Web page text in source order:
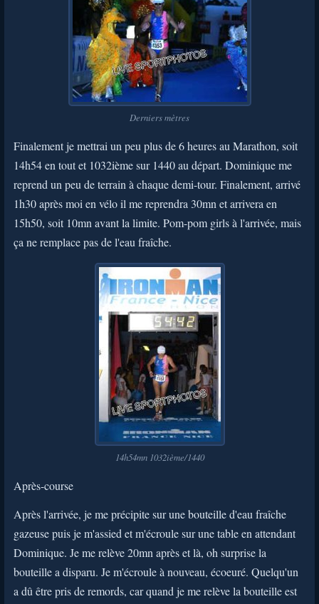
Derniers mètres
Finalement je mettrai un peu plus de 6 heures au Marathon, soit
14h54 en tout et 1032ième sur 1440 au départ. Dominique me
reprend un peu de terrain à chaque demi-tour. Finalement, arrivé
1h30 après moi en vélo il me reprendra 30mn et arrivera en
15h50, soit 10mn avant la limite. Pom-pom girls à l'arrivée, mais
ça ne remplace pas de l'eau fraîche.
14h54mn 1032ième/1440
Après-course
Après l'arrivée, je me précipite sur une bouteille d'eau fraîche
gazeuse puis je m'assied et m'écroule sur une table en attendant
Dominique. Je me relève 20mn après et là, oh surprise la
bouteille a disparu. Je m'écroule à nouveau, écoeuré. Quelqu'un
a dû être pris de remords, car quand je me relève la bouteille est